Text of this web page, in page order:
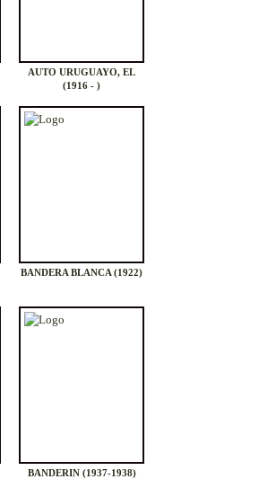
AUTO URUGUAYO, EL
(1916 - )
BANDERA BLANCA (1922)
BANDERIN (1937-1938)